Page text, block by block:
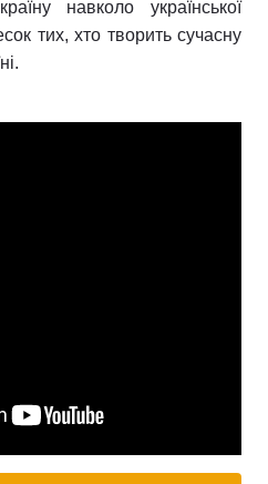
навколо української
тих, хто творить сучасну
в Україні.